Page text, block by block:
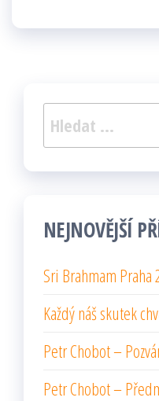
Vyhledávání
NEJNOVĚJŠÍ
Sri Brahmam Praha
Každý náš skutek
Petr Chobot –
Petr Chobot –